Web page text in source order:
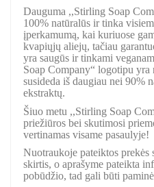
Dauguma ,,Stirling Soap
100% natūralūs ir tinka
įperkamumą, kai kuriuose
kvapiųjų aliejų, tačiau
yra saugūs ir tinkami
Soap Company“ logotipu
susideda iš daugiau nei 90%
ekstraktų.
Šiuo metu ,,Stirling Soap
priežiūros bei skutimosi
vertinamas visame pasaulyje!
Nuotraukoje pateiktos prekės
skirtis, o aprašyme pateikta
pobūdžio, tad gali būti